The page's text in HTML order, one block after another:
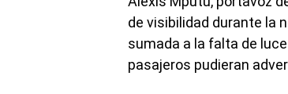
de visibilidad durante la
sumada a la falta de
pasajeros pudieran